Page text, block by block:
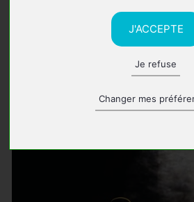
J'ACCEPTE
Je refuse
Changer mes